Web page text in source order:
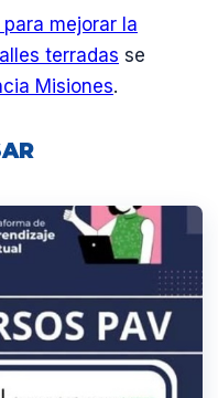
mejorar la
terradas se
Misiones.